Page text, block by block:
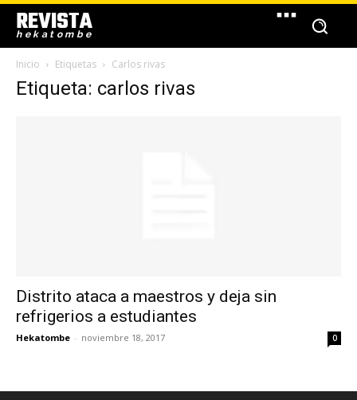
REVISTA
hekatombe
Inicio Etiquetas Carlos rivas
Etiqueta: carlos rivas
Distrito ataca a maestros y deja sin
refrigerios a estudiantes
Hekatombe - noviembre 18, 2017 0